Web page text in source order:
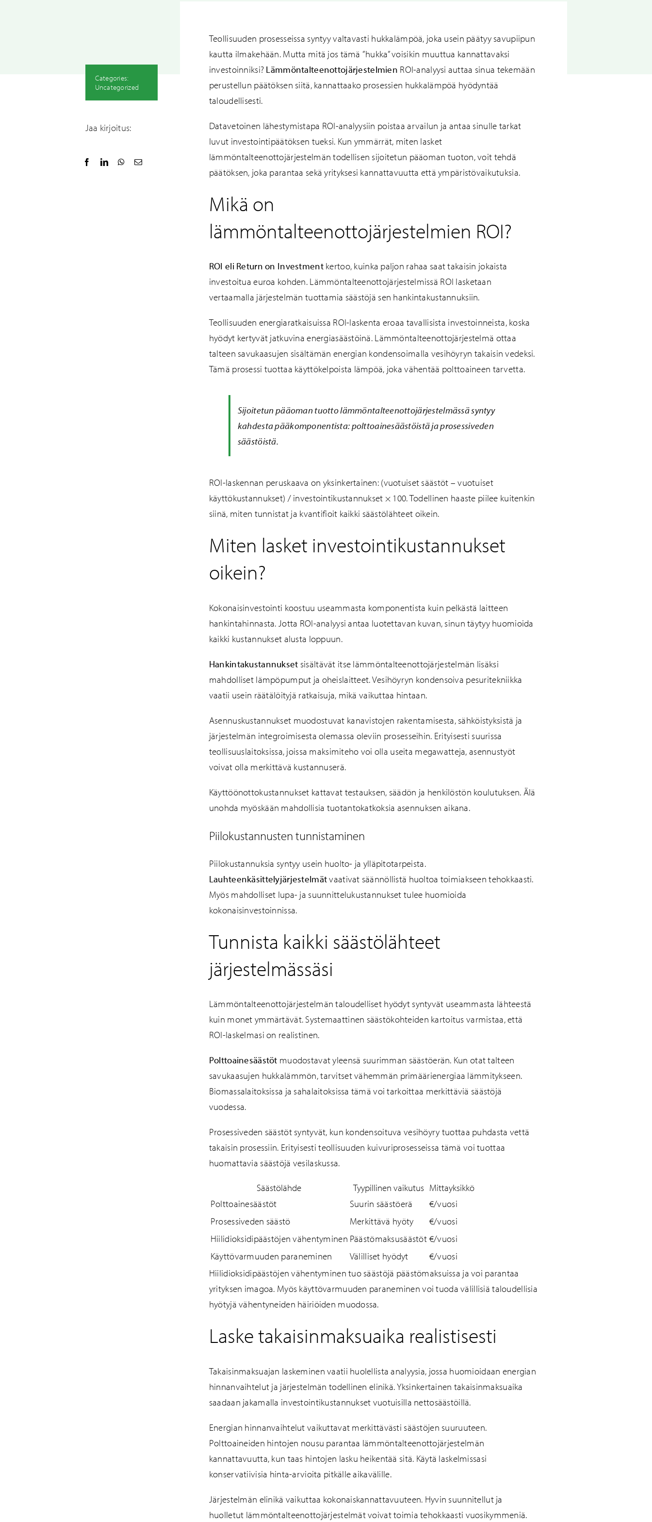
kanavistojärjestelmät
varaosat
konseptointi
Categories:
Uncategorized
Jaa kirjoitus:
Teollisuuden prosesseissa syntyy valtavasti hukkalämpöä, joka usein päätyy savupiipun
kautta ilmakehään. Mutta mitä jos tämä ”hukka” voisikin muuttua kannattavaksi
investoinniksi? Lämmöntalteenottojärjestelmien ROI-analyysi auttaa sinua tekemään
perustellun päätöksen siitä, kannattaako prosessien hukkalämpöä hyödyntää
taloudellisesti.
Datavetoinen lähestymistapa ROI-analyysiin poistaa arvailun ja antaa sinulle tarkat
luvut investointipäätöksen tueksi. Kun ymmärrät, miten lasket
lämmöntalteenottojärjestelmän todellisen sijoitetun pääoman tuoton, voit tehdä
päätöksen, joka parantaa sekä yrityksesi kannattavuutta että ympäristövaikutuksia.
Mikä on
lämmöntalteenottojärjestelmien ROI?
ROI eli Return on Investmentkertoo, kuinka paljon rahaa saat takaisin jokaista
investoitua euroa kohden. Lämmöntalteenottojärjestelmissä ROI lasketaan
vertaamalla järjestelmän tuottamia säästöjä sen hankintakustannuksiin.
Teollisuuden energiaratkaisuissa ROI-laskenta eroaa tavallisista investoinneista, koska
hyödyt kertyvät jatkuvina energiasäästöinä. Lämmöntalteenottojärjestelmä ottaa
talteen savukaasujen sisältämän energian kondensoimalla vesihöyryn takaisin vedeksi.
Tämä prosessi tuottaa käyttökelpoista lämpöä, joka vähentää polttoaineen tarvetta.
Sijoitetun pääoman tuotto lämmöntalteenottojärjestelmässä syntyy
kahdesta pääkomponentista: polttoainesäästöistä ja prosessiveden
säästöistä.
ROI-laskennan peruskaava on yksinkertainen: (vuotuiset säästöt – vuotuiset
käyttökustannukset) / investointikustannukset × 100. Todellinen haaste piilee kuitenkin
siinä, miten tunnistat ja kvantifioit kaikki säästölähteet oikein.
Miten lasket investointikustannukset
oikein?
Kokonaisinvestointi koostuu useammasta komponentista kuin pelkästä laitteen
hankintahinnasta. Jotta ROI-analyysi antaa luotettavan kuvan, sinun täytyy huomioida
kaikki kustannukset alusta loppuun.
Hankintakustannukset sisältävät itse lämmöntalteenottojärjestelmän lisäksi
mahdolliset lämpöpumput ja oheislaitteet. Vesihöyryn kondensoiva pesuritekniikka
vaatii usein räätälöityjä ratkaisuja, mikä vaikuttaa hintaan.
Asennuskustannukset muodostuvat kanavistojen rakentamisesta, sähköistyksistä ja
järjestelmän integroimisesta olemassa oleviin prosesseihin. Erityisesti suurissa
teollisuuslaitoksissa, joissa maksimiteho voi olla useita megawatteja, asennustyöt
voivat olla merkittävä kustannuserä.
Käyttöönottokustannukset kattavat testauksen, säädön ja henkilöstön koulutuksen. Älä
unohda myöskään mahdollisia tuotantokatkoksia asennuksen aikana.
Piilokustannusten tunnistaminen
Piilokustannuksia syntyy usein huolto- ja ylläpitotarpeista.
Lauhteenkäsittelyjärjestelmätvaativat säännöllistä huoltoa toimiakseen tehokkaasti.
Myös mahdolliset lupa- ja suunnittelukustannukset tulee huomioida
kokonaisinvestoinnissa.
Tunnista kaikki säästölähteet
järjestelmässäsi
Lämmöntalteenottojärjestelmän taloudelliset hyödyt syntyvät useammasta lähteestä
kuin monet ymmärtävät. Systemaattinen säästökohteiden kartoitus varmistaa, että
ROI-laskelmasi on realistinen.
Polttoainesäästöt muodostavat yleensä suurimman säästöerän. Kun otat talteen
savukaasujen hukkalämmön, tarvitset vähemmän primäärienergiaa lämmitykseen.
Biomassalaitoksissa ja sahalaitoksissa tämä voi tarkoittaa merkittäviä säästöjä
vuodessa.
Prosessiveden säästöt syntyvät, kun kondensoituva vesihöyry tuottaa puhdasta vettä
takaisin prosessiin. Erityisesti teollisuuden kuivuriprosesseissa tämä voi tuottaa
huomattavia säästöjä vesilaskussa.
Säästölähde Tyypillinen vaikutus Mittayksikkö
Polttoainesäästöt
Suurin säästöerä
€/vuosi
Prosessiveden säästö
Merkittävä hyöty
€/vuosi
Hiilidioksidipäästöjen vähentyminen Päästömaksusäästöt €/vuosi
Käyttövarmuuden paraneminen
Välilliset hyödyt
€/vuosi
Hiilidioksidipäästöjen vähentyminen tuo säästöjä päästömaksuissa ja voi parantaa
yrityksen imagoa. Myös käyttövarmuuden paraneminen voi tuoda välillisiä taloudellisia
hyötyjä vähentyneiden häiriöiden muodossa.
Laske takaisinmaksuaika realistisesti
Takaisinmaksuajan laskeminen vaatii huolellista analyysia, jossa huomioidaan energian
hinnanvaihtelut ja järjestelmän todellinen elinikä. Yksinkertainen takaisinmaksuaika
saadaan jakamalla investointikustannukset vuotuisilla nettosäästöillä.
Energian hinnanvaihtelut vaikuttavat merkittävästi säästöjen suuruuteen.
Polttoaineiden hintojen nousu parantaa lämmöntalteenottojärjestelmän
kannattavuutta, kun taas hintojen lasku heikentää sitä. Käytä laskelmissasi
konservatiivisia hinta-arvioita pitkälle aikavälille.
Järjestelmän elinikä vaikuttaa kokonaiskannattavuuteen. Hyvin suunnitellut ja
huolletut lämmöntalteenottojärjestelmät voivat toimia tehokkaasti vuosikymmeniä.